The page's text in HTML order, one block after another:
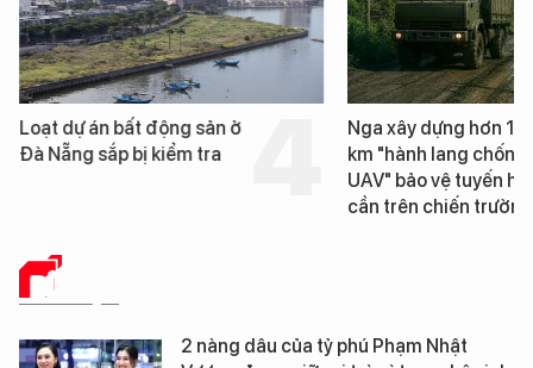
Loạt dự án bất động sản ở
Đà Nẵng sắp bị kiểm tra
Nga xây dựng hơn
km "hành lang chống
UAV" bảo vệ tuyến
cần trên chiến trường
DỮ LIỆU
2 nàng dâu của tỷ phú Phạm Nhật